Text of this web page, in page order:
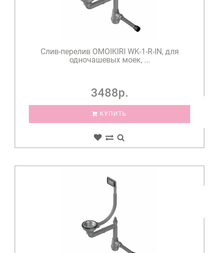
Слив-перелив OMOIKIRI WK-1-R-IN, для
одночашевых моек, ...
3488р.
КУПИТЬ